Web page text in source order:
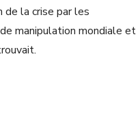
de la crise par les
manipulation mondiale et